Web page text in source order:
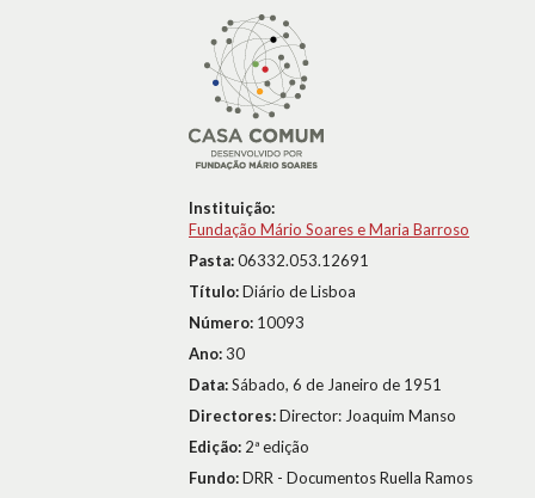
Instituição:
Fundação Mário Soares e Maria Barroso
Pasta:06332.053.12691
Título:Diário de Lisboa
Número: 10093
Ano:30
Data:Sábado, 6 de Janeiro de 1951
Directores:Director: Joaquim Manso
Edição: 2ª edição
Fundo:DRR - Documentos Ruella Ramos